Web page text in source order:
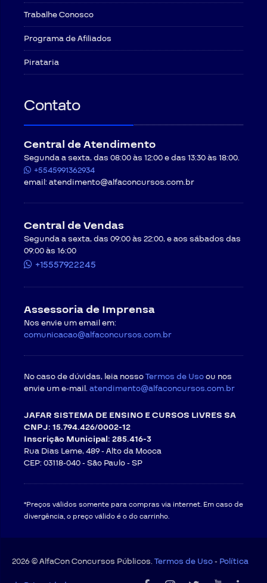
Trabalhe Conosco
Programa de Afiliados
Pirataria
Contato
Central de Atendimento
Segunda a sexta, das 08:00 às 12:00 e das 13:30 às 18:00.
+5545991362934
email:atendimento@alfaconcursos.com.br
Central de Vendas
Segunda a sexta, das 09:00 às 22:00, e aos sábados das
09:00 às 16:00
+15557922245
Assessoria de Imprensa
Nos envie um email em:
comunicacao@alfaconcursos.com.br
No caso de dúvidas, leia nossoTermos de Usoou nos
envie um e-mail.atendimento@alfaconcursos.com.br
JAFAR SISTEMA DE ENSINO E CURSOS LIVRES SA
CNPJ: 15.794.426/0002-12
Inscrição Municipal: 285.416-3
Rua Dias Leme, 489 - Alto da Mooca
CEP: 03118-040 -São Paulo - SP
*Preços válidos somente para compras via internet. Em caso de
divergência, o preço válido é o do carrinho.
2026 © AlfaCon Concursos Públicos.Termos de Uso- Política